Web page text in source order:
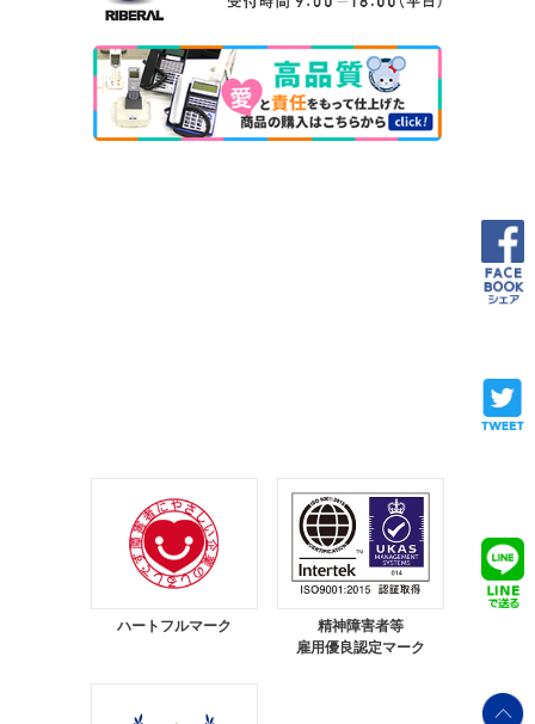
ハートフルマーク
精神障害者等
雇用優良認定マーク